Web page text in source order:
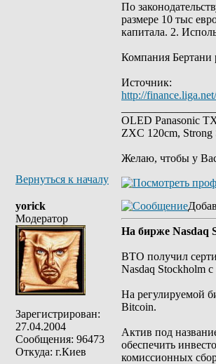
По
размере 10 тыс
капитала. 2.
Компания Бертани
Источник:
http://
OLED Panasonic
ZXC 120cm,
Желаю, чтобы у
Вернуться к началу
yorick
Модератор
Зарегистрирован:
27.04.2004
Сообщения: 96473
Откуда: г.Киев
На бирже Nasdaq
BTO получил
Nasdaq Stockholm
На регулируемой
Bitcoin.
Актив под
обеспечить
комиссионных